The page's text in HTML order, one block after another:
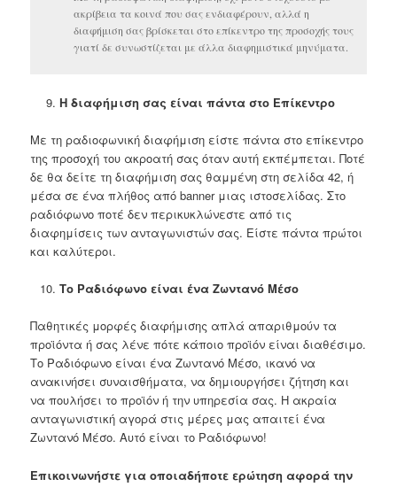
ακρίβεια τα κοινά που σας ενδιαφέρουν, αλλά η
διαφήμιση σας βρίσκεται στο επίκεντρο της προσοχής τους
γιατί δε συνωστίζεται με άλλα διαφημιστικά μηνύματα.
Η διαφήμιση σας είναι πάντα στο Επίκεντρο
Με τη ραδιοφωνική διαφήμιση είστε πάντα στο επίκεντρο
της προσοχή του ακροατή σας όταν αυτή εκπέμπεται. Ποτέ
δε θα δείτε τη διαφήμιση σας θαμμένη στη σελίδα 42, ή
μέσα σε ένα πλήθος από banner μιας ιστοσελίδας. Στο
ραδιόφωνο ποτέ δεν περικυκλώνεστε από τις
διαφημίσεις των ανταγωνιστών σας. Είστε πάντα πρώτοι
και καλύτεροι.
Το Ραδιόφωνο είναι ένα Ζωντανό Μέσο
Παθητικές μορφές διαφήμισης απλά απαριθμούν τα
προϊόντα ή σας λένε πότε κάποιο προϊόν είναι διαθέσιμο.
Το Ραδιόφωνο είναι ένα Ζωντανό Μέσο, ικανό να
ανακινήσει συναισθήματα, να δημιουργήσει ζήτηση και
να πουλήσει το προϊόν ή την υπηρεσία σας. Η ακραία
ανταγωνιστική αγορά στις μέρες μας απαιτεί ένα
Ζωντανό Μέσο. Αυτό είναι το Ραδιόφωνο!
Επικοινωνήστε για οποιαδήποτε ερώτηση αφορά την